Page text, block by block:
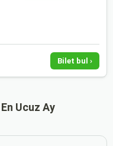
Bilet bul ›
Ucuz Ay